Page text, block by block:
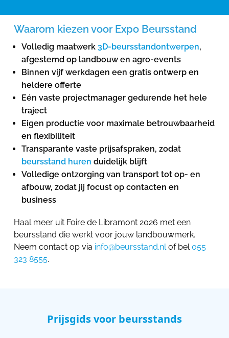
Waarom kiezen voor Expo Beursstand
Volledig maatwerk 3D-beursstandontwerpen,
afgestemd op landbouw en agro-events
Binnen vijf werkdagen een gratis ontwerp en
heldere offerte
Eén vaste projectmanager gedurende het hele
traject
Eigen productie voor maximale betrouwbaarheid
en flexibiliteit
Transparante vaste prijsafspraken, zodat
beursstand huren duidelijk blijft
Volledige ontzorging van transport tot op- en
afbouw, zodat jij focust op contacten en
business
Haal meer uit Foire de Libramont 2026 met een
beursstand die werkt voor jouw landbouwmerk.
Neem contact op via info@beursstand.nlof bel055
323 8555.
Prijsgids voor beursstands